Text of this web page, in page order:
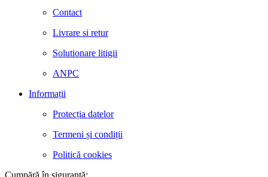
Contact
Livrare si retur
Solutionare litigii
ANPC
Informații
Protecția datelor
Termeni și condiții
Politică cookies